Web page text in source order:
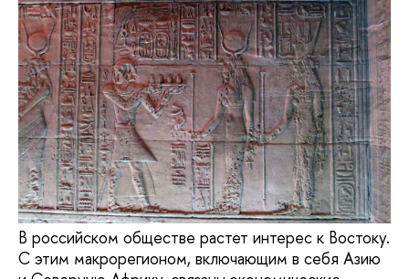
В российском обществе растет интерес к Востоку.
С этим макрорегионом, включающим в себя Азию